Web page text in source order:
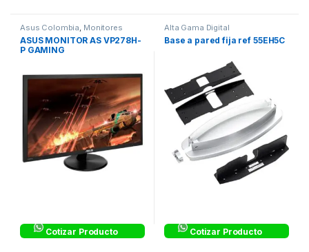
Asus Colombia, Monitores
ASUS MONITOR AS VP278H-
P GAMING
Cotizar Producto
Alta Gama Digital
Base a pared fija ref 55EH5C
Cotizar Producto